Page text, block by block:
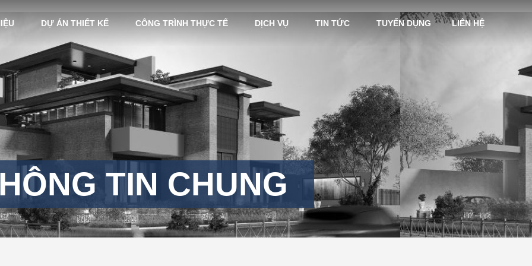
DỰ ÁN THIẾT KẾ CÔNG TRÌNH THỰC TẾ DỊCH VỤ TIN TỨC TUYỂN DỤNG LIÊN HỆ
TIN CHUNG